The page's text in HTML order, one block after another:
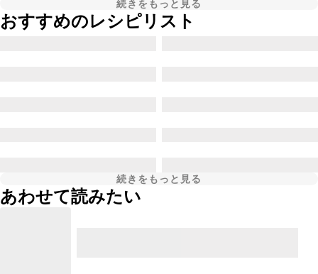
続きをもっと見る
おすすめのレシピリスト
続きをもっと見る
あわせて読みたい